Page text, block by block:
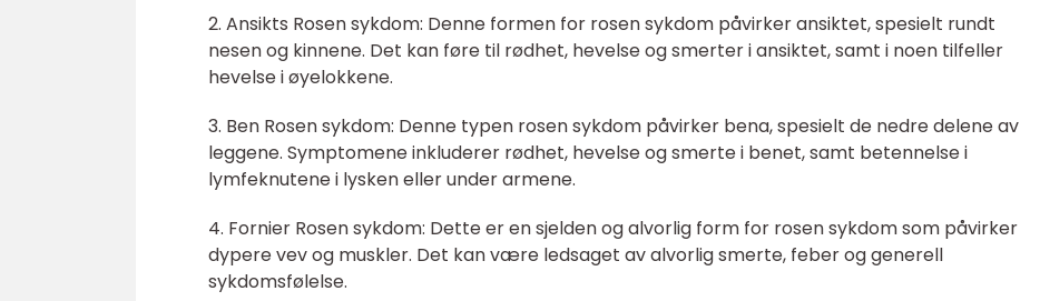
2. Ansikts Rosen sykdom: Denne formen for rosen sykdom påvirker ansiktet, spesielt rundt
nesen og kinnene. Det kan føre til rødhet, hevelse og smerter i ansiktet, samt i noen tilfeller
hevelse i øyelokkene.
3. Ben Rosen sykdom: Denne typen rosen sykdom påvirker bena, spesielt de nedre delene av
leggene. Symptomene inkluderer rødhet, hevelse og smerte i benet, samt betennelse i
lymfeknutene i lysken eller under armene.
4. Fornier Rosen sykdom: Dette er en sjelden og alvorlig form for rosen sykdom som påvirker
dypere vev og muskler. Det kan være ledsaget av alvorlig smerte, feber og generell
sykdomsfølelse.